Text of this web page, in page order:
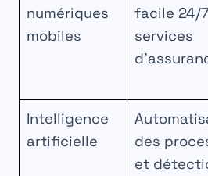
numériques
mobiles
facile 24/
services
Intelligence
artificielle
des
et